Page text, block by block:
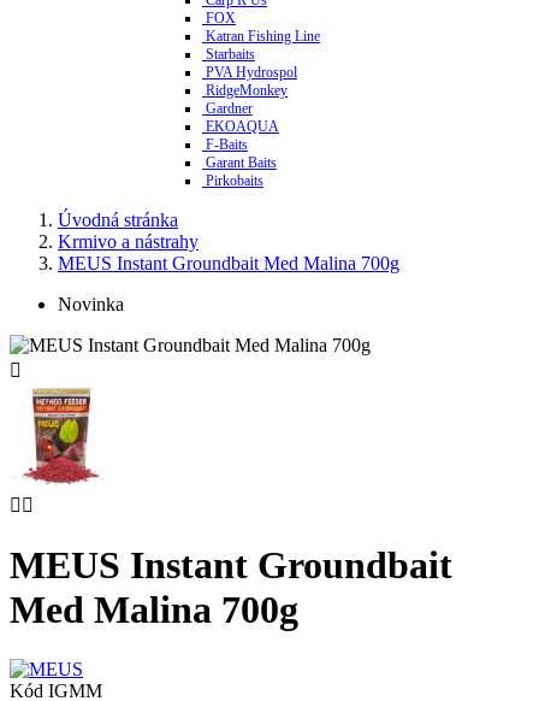
FOX
Katran Fishing Line
Starbaits
PVA Hydrospol
RidgeMonkey
Gardner
EKOAQUA
F-Baits
Garant Baits
Pirkobaits
Úvodná stránka
Krmivo a nástrahy
MEUS Instant Groundbait Med Malina 700g
Novinka

 
MEUS Instant Groundbait
Med Malina 700g
Kód IGMM